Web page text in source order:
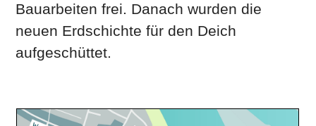
Bauarbeiten frei. Danach wurden die
neuen Erdschichte für den Deich
aufgeschüttet.